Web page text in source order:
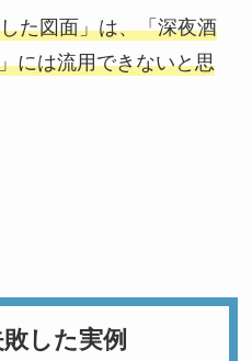
た図面」は、「深夜酒
には流用できないと思
した実例